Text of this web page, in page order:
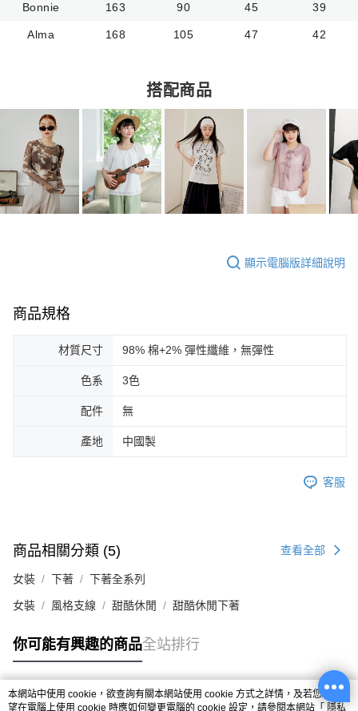
Bonnie 163 90 45 39
Alma 168 105 47 42
搭配商品
顯示電腦版詳細說明
商品規格
材質尺寸 98% 棉+2% 彈性纖維，無彈性
色系 3色
配件 無
產地 中國製
客服
商品相關分類 (5) 查看全部
女裝 下著 下著全系列
女裝 風格支線 甜酷休閒 甜酷休閒下著
你可能有興趣的商品全站排行
熱門標籤
本網站中使用 cookie，欲查詢有關本網站使用 cookie 方式之詳情，及若您不希
望在電腦上使用 cookie 時應如何變更電腦的 cookie 設定，請參閱本網站「 隱私